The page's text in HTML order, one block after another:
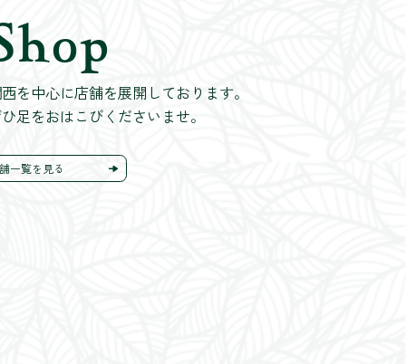
を中心に店舗を展開しております。
足をおはこびくださいませ。
一覧を見る